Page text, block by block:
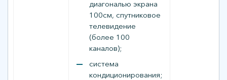
диагональю экрана
100см, спутниковое
телевидение
(более 100
каналов);
система
кондиционирования;